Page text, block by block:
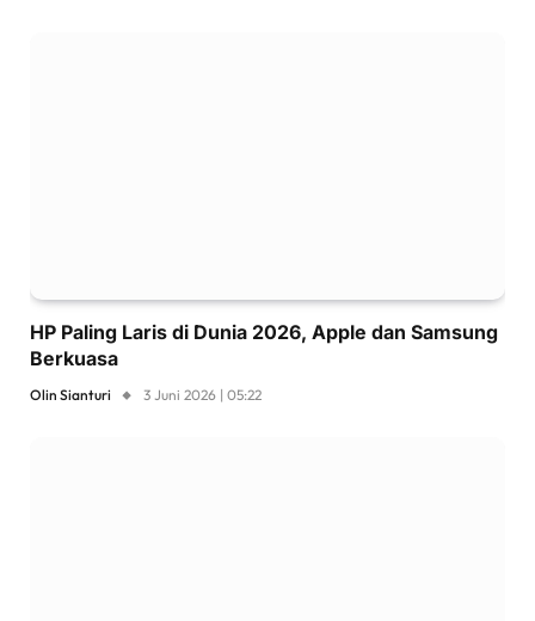
HP Paling Laris di Dunia 2026, Apple dan Samsung
Berkuasa
Olin Sianturi 3 Juni 2026 | 05:22